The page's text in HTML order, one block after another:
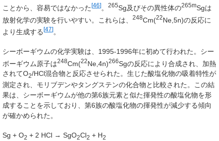
ことから、容易ではなかった[46]。 265Sg及びその異性体の265mSgは
放射化学の実験を行いやすい。これらは、
248Cm(22Ne,5n)の反応に
より生成する [47] 。
シーボーギウムの化学実験は、1995-1996年に初めて行われた。シー
ボーギウム原子は248Cm(22Ne,4n)266Sgの反応により合成され、加熱
されてO2/HCl混合物と反応させられた。生じた酸塩化物の吸着特性が
測定され、モリブデンやタングステンの化合物と比較された。この結
果は、シーボーギウムが他の第6族元素と似た揮発性の酸塩化物を形
成することを示しており、第6族の酸塩化物の揮発性が減少する傾向
が確かめられた。
Sg + O2 + 2 HCl → SgO2Cl2 + H2